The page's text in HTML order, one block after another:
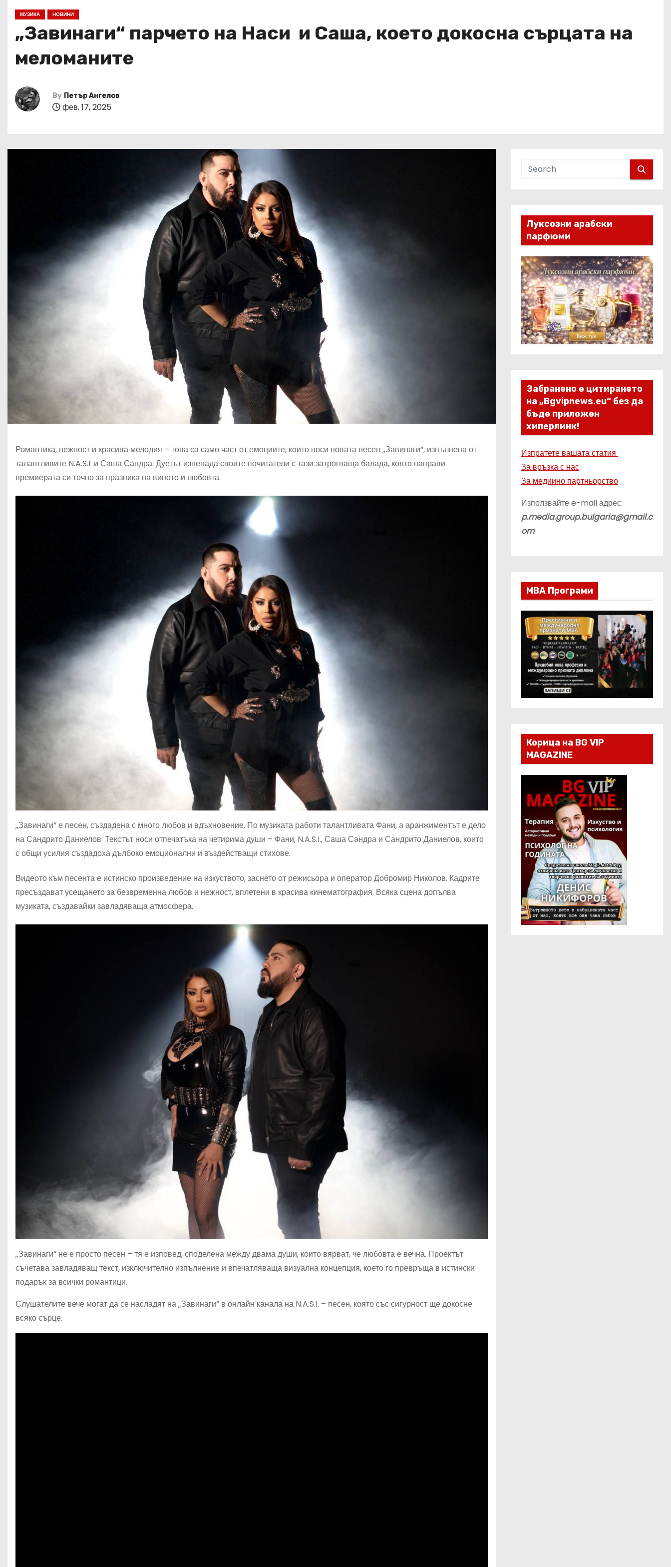
МУЗИКА НОВИНИ
„Завинаги“ парчето на Наси и Саша, което докосна сърцата на
меломаните
By Петър Ангелов
фев. 17, 2025
Романтика, нежност и красива мелодия – това са само част от емоциите, които носи новата песен „Завинаги“, изпълнена от
талантливите N.A.S.I. и Саша Сандра. Дуетът изненада своите почитатели с тази затрогваща балада, която направи
премиерата си точно за празника на виното и любовта.
„Завинаги“ е песен, създадена с много любов и вдъхновение. По музиката работи талантливата Фани, а аранжиментът е дело
на Сандрито Даниелов. Текстът носи отпечатъка на четирима души – Фани, N.A.S.I., Саша Сандра и Сандрито Даниелов, които
с общи усилия създадоха дълбоко емоционални и въздействащи стихове.
Видеото към песента е истинско произведение на изкуството, заснето от режисьора и оператор Добромир Николов. Кадрите
пресъздават усещането за безвременна любов и нежност, вплетени в красива кинематография. Всяка сцена допълва
музиката, създавайки завладяваща атмосфера.
„Завинаги“ не е просто песен – тя е изповед, споделена между двама души, които вярват, че любовта е вечна. Проектът
съчетава завладяващ текст, изключително изпълнение и впечатляваща визуална концепция, което го превръща в истински
подарък за всички романтици.
Слушателите вече могат да се насладят на „Завинаги“ в онлайн канала на N.A.S.I. – песен, която със сигурност ще докосне
всяко сърце.
Луксозни арабски
парфюми
Забранено е цитирането
на „Bgvipnews.eu“ без да
бъде приложен
хиперлинк!
Изпратете вашата статия
За връзка с нас
За медиино партньорство
Използвайте e-mail адрес:
p.media.group.bulgaria@gmail.c
om
МВА Програми
Корица на BG VIP
MAGAZINE